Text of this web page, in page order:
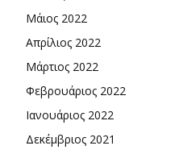
Μάιος 2022
Απρίλιος 2022
Μάρτιος 2022
Φεβρουάριος 2022
Ιανουάριος 2022
Δεκέμβριος 2021